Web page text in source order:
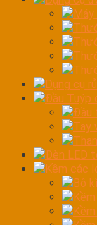
Dụng cụ
Đầu Tuýp
Đầu
Tay
Đèn LED
Kềm các
Bộ